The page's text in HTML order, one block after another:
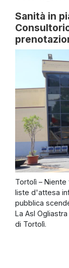
Sanità in
Tortolì –
liste d'attesa
pubblica
La Asl
di Tortolì.